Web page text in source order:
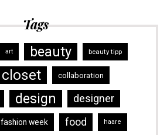
Tags
art beauty beauty tipp
closet collaboration
design designer
fashion week food haare